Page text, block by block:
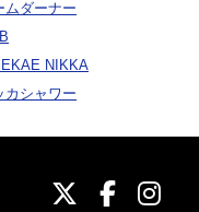
ニッカ
ニッニ